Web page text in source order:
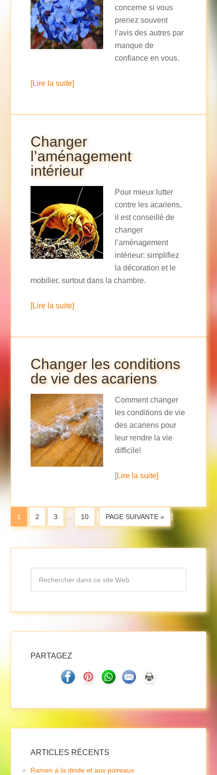
concerne si vous
prenez souvent
l’avis des autres par
manque de
confiance en vous.
[Lire la suite]
Changer
l’aménagement
intérieur
Pour mieux lutter
contre les acariens,
il est conseillé de
changer
l’aménagement
intérieur: simplifiez
la décoration et le
mobilier, surtout dans la chambre.
[Lire la suite]
Changer les conditions
de vie des acariens
Comment changer
les conditions de vie
des acariens pour
leur rendre la vie
difficile!
[Lire la suite]
1 2 3 … 10 PAGE SUIVANTE »
PARTAGEZ
ARTICLES RÉCENTS
Ramen à la dinde et aux poireaux